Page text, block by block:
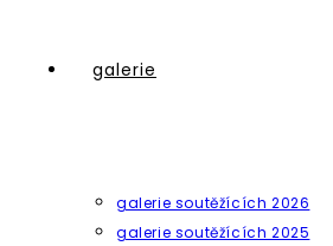
galerie
galerie soutěžících 2026
galerie soutěžících 2025